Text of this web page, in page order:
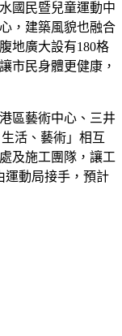
國民暨兒童運動中
，建築風貌也融合
地廣大設有180格
市民身體更健康，
區藝術中心、三井
活、藝術」相互
及施工團隊，讓工
運動局接手，預計